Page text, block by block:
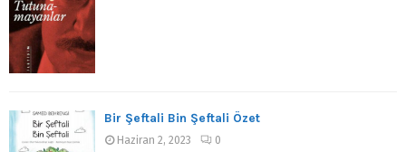
Bir Şeftali Bin Şeftali Özet
Haziran 2, 2023 0